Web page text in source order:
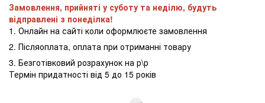
Замовлення, прийняті у суботу та неділю, будуть
відправлені з понеділка!
1. Онлайн на сайті коли оформлюєте замовлення
2. Післяоплата, оплата при отриманні товару
3. Безготівковий розрахунок на р\р
Термін придатності від 5 до 15 років